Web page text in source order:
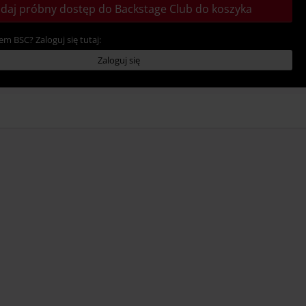
próbny dostęp do Backstage Club do koszyka
BSC? Zaloguj się tutaj:
Zaloguj się